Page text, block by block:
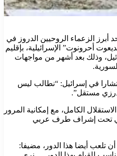
الزعماء الروحيين الدروز في
أحرونوت” الإسرائيلية، بإقليم
وذلك بعد أشهر من مواجهات
في إسرائيل: “نطالب ليس
درزي مستقل”.
الكامل، مع إمكانية المرور
تحت إشراف طرف عربي
تلعب أيضا هذا الدور، مضيفا: